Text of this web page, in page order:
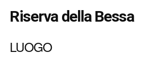
Riserva della Bessa
LUOGO